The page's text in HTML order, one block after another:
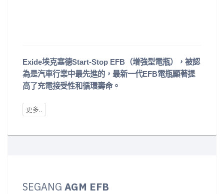
Exide埃克塞德Start-Stop EFB（增強型電瓶），被認
為是汽車行業中最先進的，最新一代EFB電瓶顯著提
高了充電接受性和循環壽命。
SEGANG AGM EFB